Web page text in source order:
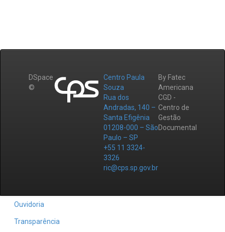
DSpace
©
Centro Paula
Souza
Rua dos
Andradas, 140 –
Santa Efigênia
01208-000 – São
Paulo – SP
+55 11 3324-
3326
ric@cps.sp.gov.br
By Fatec
Americana
CGD -
Centro de
Gestão
Documental
Ouvidoria
Transparência